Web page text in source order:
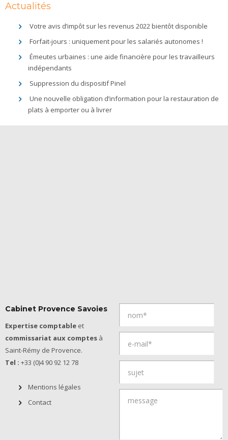
Actualités
Votre avis d’impôt sur les revenus 2022 bientôt disponible
Forfait-jours : uniquement pour les salariés autonomes !
Émeutes urbaines : une aide financière pour les travailleurs
indépendants
Suppression du dispositif Pinel
Une nouvelle obligation d’information pour la restauration de
plats à emporter ou à livrer
Cabinet Provence Savoies
Expertise comptable et
commissariat aux comptes à
Saint-Rémy de Provence.
Tel : +33 (0)4 90 92 12 78
Mentions légales
Contact